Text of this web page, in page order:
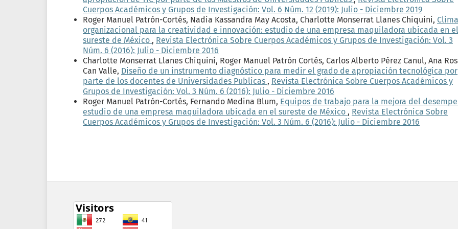
Cuerpos Académicos y Grupos de Investigación: Vol. 6 Núm. 12 (2019): Julio - Diciembre 2019
Roger Manuel Patrón-Cortés, Nadia Kassandra May Acosta, Charlotte Monserrat Llanes Chiquini, Clima
organizacional para la creatividad e innovación: estudio de una empresa maquiladora ubicada en el
sureste de México , Revista Electrónica Sobre Cuerpos Académicos y Grupos de Investigación: Vol. 3
Núm. 6 (2016): Julio - Diciembre 2016
Charlotte Monserrat Llanes Chiquini, Roger Manuel Patrón Cortés, Carlos Alberto Pérez Canul, Ana
Can Valle, Diseño de un instrumento diagnóstico para medir el grado de apropiación tecnológica por
parte de los docentes de Universidades Publicas , Revista Electrónica Sobre Cuerpos Académicos y
Grupos de Investigación: Vol. 3 Núm. 6 (2016): Julio - Diciembre 2016
Roger Manuel Patrón-Cortés, Fernando Medina Blum, Equipos de trabajo para la mejora del
estudio de una empresa maquiladora ubicada en el sureste de México , Revista Electrónica Sobre
Cuerpos Académicos y Grupos de Investigación: Vol. 3 Núm. 6 (2016): Julio - Diciembre 2016